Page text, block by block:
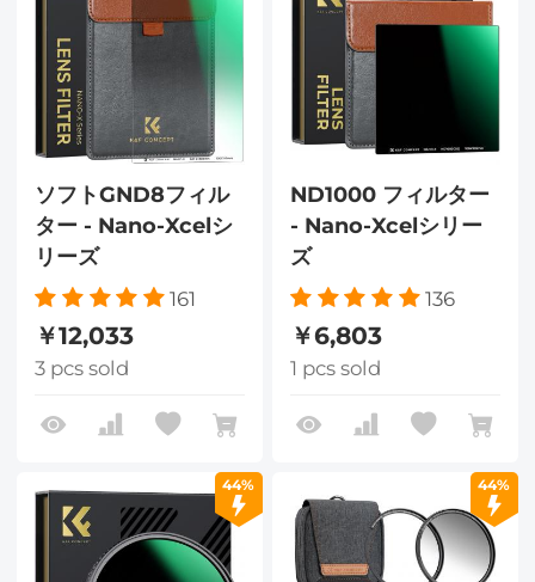
ソフトGND8フィル
ター - Nano-Xcelシ
リーズ
161
￥12,033
3 pcs sold
ND1000 フィルター
- Nano-Xcelシリー
ズ
136
￥6,803
1 pcs sold
44% 44%